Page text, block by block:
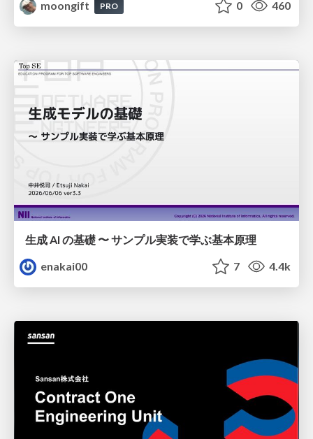
moongift
PRO 0 460
生成 AI の基礎 〜 サンプル実装で学ぶ基本原理
enakai00
7 4.4k